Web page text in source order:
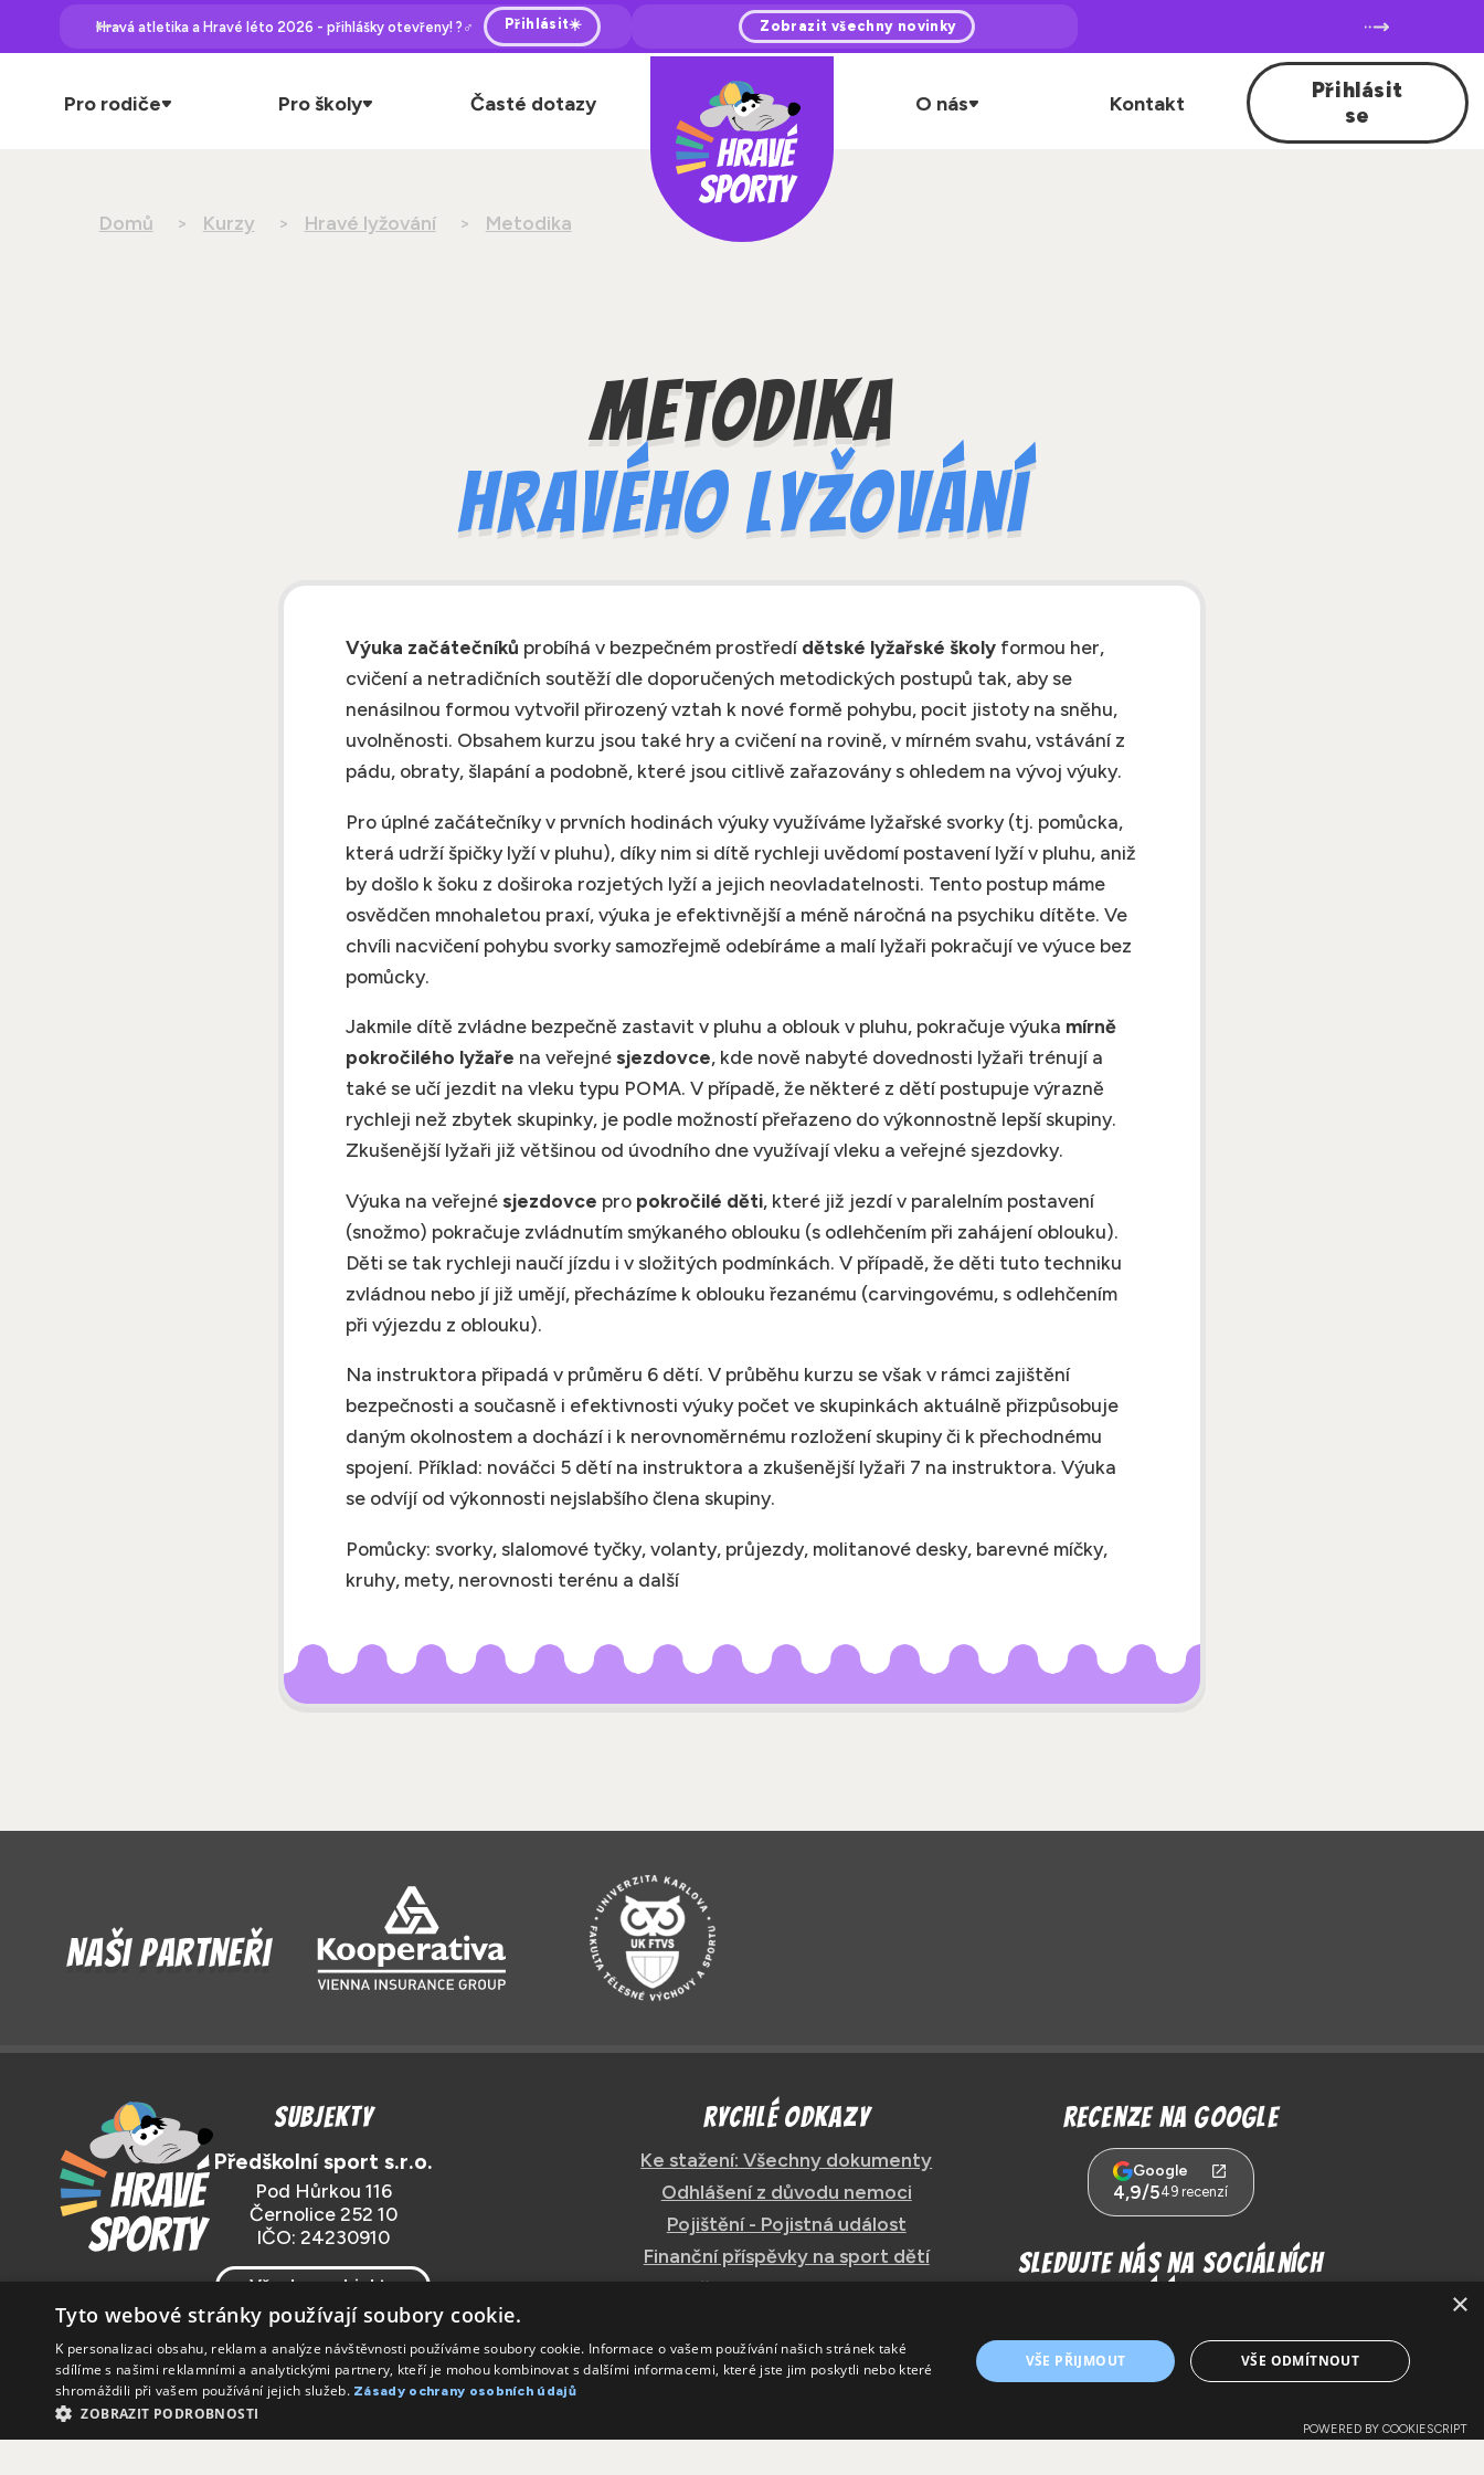
Hravá atletika a Hravé léto 2026 - přihlášky otevřeny! ?‍♂️ Přihlásit☀️ Zobrazit všechny novinky
Pro rodiče Pro školy Časté dotazy O nás Kontakt
Přihlásit
se
Domů Kurzy Hravé lyžování Metodika
Metodika
Hravého lyžování
Výuka začátečníků probíhá v bezpečném prostředídětské lyžařské školy formou her,
cvičení a netradičních soutěží dle doporučených metodických postupů tak, aby se
nenásilnou formou vytvořil přirozený vztah k nové formě pohybu, pocit jistoty na sněhu,
uvolněnosti. Obsahem kurzu jsou také hry a cvičení na rovině, v mírném svahu, vstávání z
pádu, obraty, šlapání a podobně, které jsou citlivě zařazovány s ohledem na vývoj výuky.
Pro úplné začátečníky v prvních hodinách výuky využíváme lyžařské svorky (tj. pomůcka,
která udrží špičky lyží v pluhu), díky nim si dítě rychleji uvědomí postavení lyží v pluhu, aniž
by došlo k šoku z doširoka rozjetých lyží a jejich neovladatelnosti. Tento postup máme
osvědčen mnohaletou praxí, výuka je efektivnější a méně náročná na psychiku dítěte. Ve
chvíli nacvičení pohybu svorky samozřejmě odebíráme a malí lyžaři pokračují ve výuce bez
pomůcky.
Jakmile dítě zvládne bezpečně zastavit v pluhu a oblouk v pluhu, pokračuje výuka mírně
pokročilého lyžaře na veřejnésjezdovce, kde nově nabyté dovednosti lyžaři trénují a
také se učí jezdit na vleku typu POMA. V případě, že některé z dětí postupuje výrazně
rychleji než zbytek skupinky, je podle možností přeřazeno do výkonnostně lepší skupiny.
Zkušenější lyžaři již většinou od úvodního dne využívají vleku a veřejné sjezdovky.
Výuka na veřejnésjezdovce pro pokročilé děti, které již jezdí v paralelním postavení
(snožmo) pokračuje zvládnutím smýkaného oblouku (s odlehčením při zahájení oblouku).
Děti se tak rychleji naučí jízdu i v složitých podmínkách. V případě, že děti tuto techniku
zvládnou nebo jí již umějí, přecházíme k oblouku řezanému (carvingovému, s odlehčením
při výjezdu z oblouku).
Na instruktora připadá v průměru 6 dětí. V průběhu kurzu se však v rámci zajištění
bezpečnosti a současně i efektivnosti výuky počet ve skupinkách aktuálně přizpůsobuje
daným okolnostem a dochází i k nerovnoměrnému rozložení skupiny či k přechodnému
spojení. Příklad: nováčci 5 dětí na instruktora a zkušenější lyžaři 7 na instruktora. Výuka
se odvíjí od výkonnosti nejslabšího člena skupiny.
Pomůcky: svorky, slalomové tyčky, volanty, průjezdy, molitanové desky, barevné míčky,
kruhy, mety, nerovnosti terénu a další
Naši partneři
Subjekty
Předškolní sport s.r.o.
Pod Hůrkou 116
Černolice 252 10
IČO: 24230910
Všechny subjekty
Rychlé odkazy
Ke stažení: Všechny dokumenty
Odhlášení z důvodu nemoci
Pojištění - Pojistná událost
Finanční příspěvky na sport dětí
Všeobecné podmínky
Recenze na Google
Google
4,9/549 recenzí
Sledujte nás na sociálních
×
Tyto webové stránky používají soubory cookie.
K personalizaci obsahu, reklam a analýze návštěvnosti používáme soubory cookie. Informace o vašem používání našich stránek také
sdílíme s našimi reklamními a analytickými partnery, kteří je mohou kombinovat s dalšími informacemi, které jste jim poskytli nebo které
shromáždili při vašem používání jejich služeb. Zásady ochrany osobních údajů
ZOBRAZIT PODROBNOSTI
VŠE PŘIJMOUT VŠE ODMÍTNOUT
POWERED BY COOKIESCRIPT